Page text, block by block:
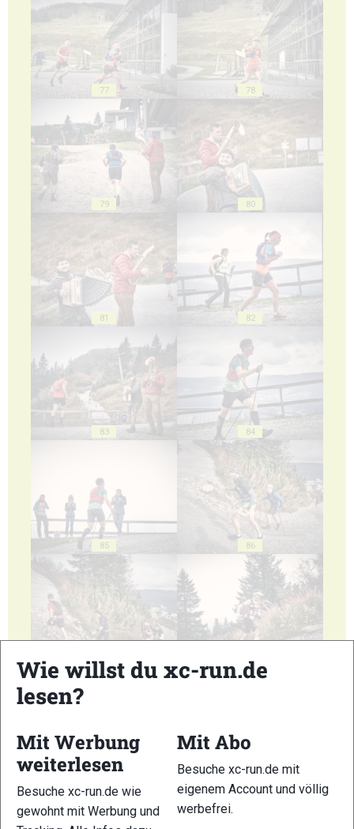
77 78
79 80
81 82
83 84
85 86
87 88
89 90
Wie willst du xc-run.de
lesen?
Mit Werbung
weiterlesen
Besuche xc-run.de wie
gewohnt mit Werbung und
Mit Abo
Besuche xc-run.de mit
eigenem Account und völlig
werbefrei.